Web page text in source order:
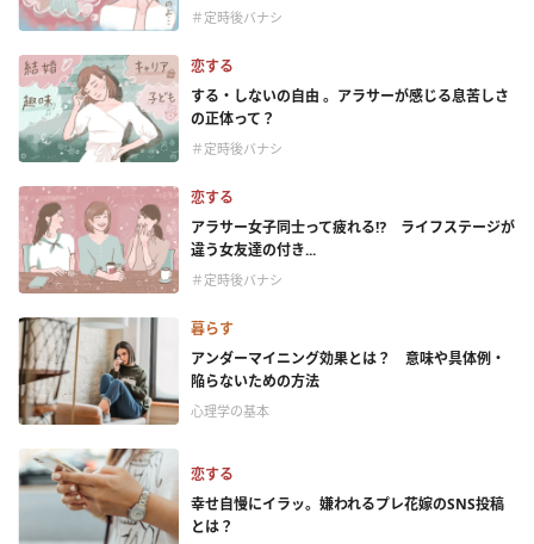
＃定時後バナシ
恋する
する・しないの自由 。アラサーが感じる息苦しさ
の正体って？
＃定時後バナシ
恋する
アラサー女子同士って疲れる⁉ ライフステージが
違う女友達の付き...
＃定時後バナシ
暮らす
アンダーマイニング効果とは？ 意味や具体例・
陥らないための方法
心理学の基本
恋する
幸せ自慢にイラッ。嫌われるプレ花嫁のSNS投稿
とは？